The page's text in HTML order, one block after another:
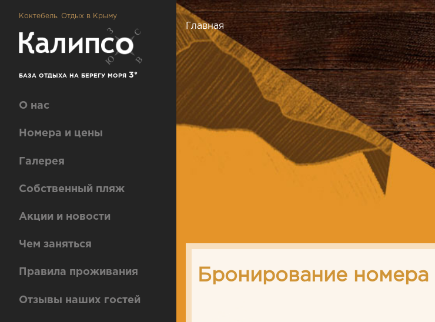
основному
содержанию
Основная
О нас
Номера и цены
Галерея
Собственный пляж
Акции и новости
Чем заняться
Правила проживания
Отзывы наших гостей
Строка
навигации
Главная
Бронирование номера